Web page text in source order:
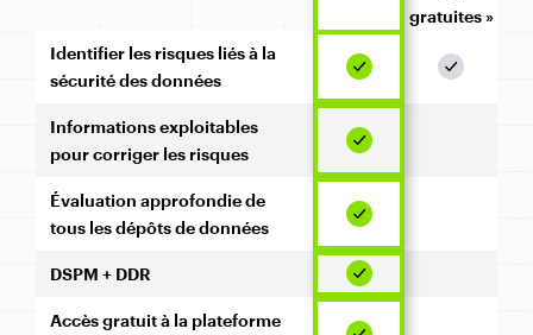
gratuites »
Identifier les risques liés à la
sécurité des données
Informations exploitables
pour corriger les risques
Évaluation approfondie de
tous les dépôts de données
DSPM + DDR
Accès gratuit à la plateforme